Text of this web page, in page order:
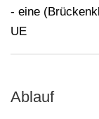
- eine
UE
Ablauf